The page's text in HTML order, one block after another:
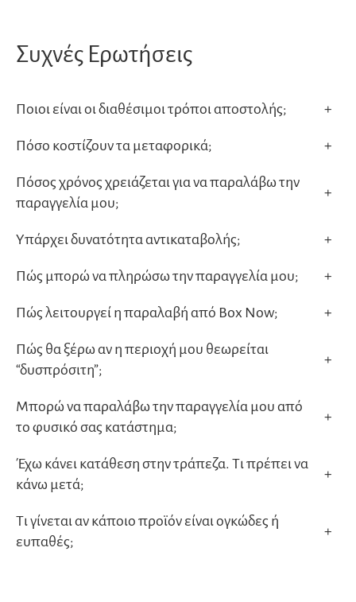
Συχνές Ερωτήσεις
Ποιοι είναι οι διαθέσιμοι τρόποι αποστολής; +
Πόσο κοστίζουν τα μεταφορικά; +
Πόσος χρόνος χρειάζεται για να παραλάβω την
παραγγελία μου;
+
Υπάρχει δυνατότητα αντικαταβολής; +
Πώς μπορώ να πληρώσω την παραγγελία μου; +
Πώς λειτουργεί η παραλαβή από Box Now; +
Πώς θα ξέρω αν η περιοχή μου θεωρείται
“δυσπρόσιτη”;
+
Μπορώ να παραλάβω την παραγγελία μου από
το φυσικό σας κατάστημα;
+
Έχω κάνει κατάθεση στην τράπεζα. Τι πρέπει να
κάνω μετά;
+
Τι γίνεται αν κάποιο προϊόν είναι ογκώδες ή
ευπαθές;
+